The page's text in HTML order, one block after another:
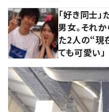
「好き同士
男女。それ
た2人の“現
ても可愛い」